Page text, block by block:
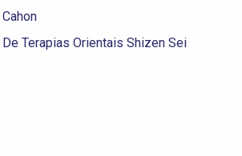
Terapias Orientais Shizen Sei